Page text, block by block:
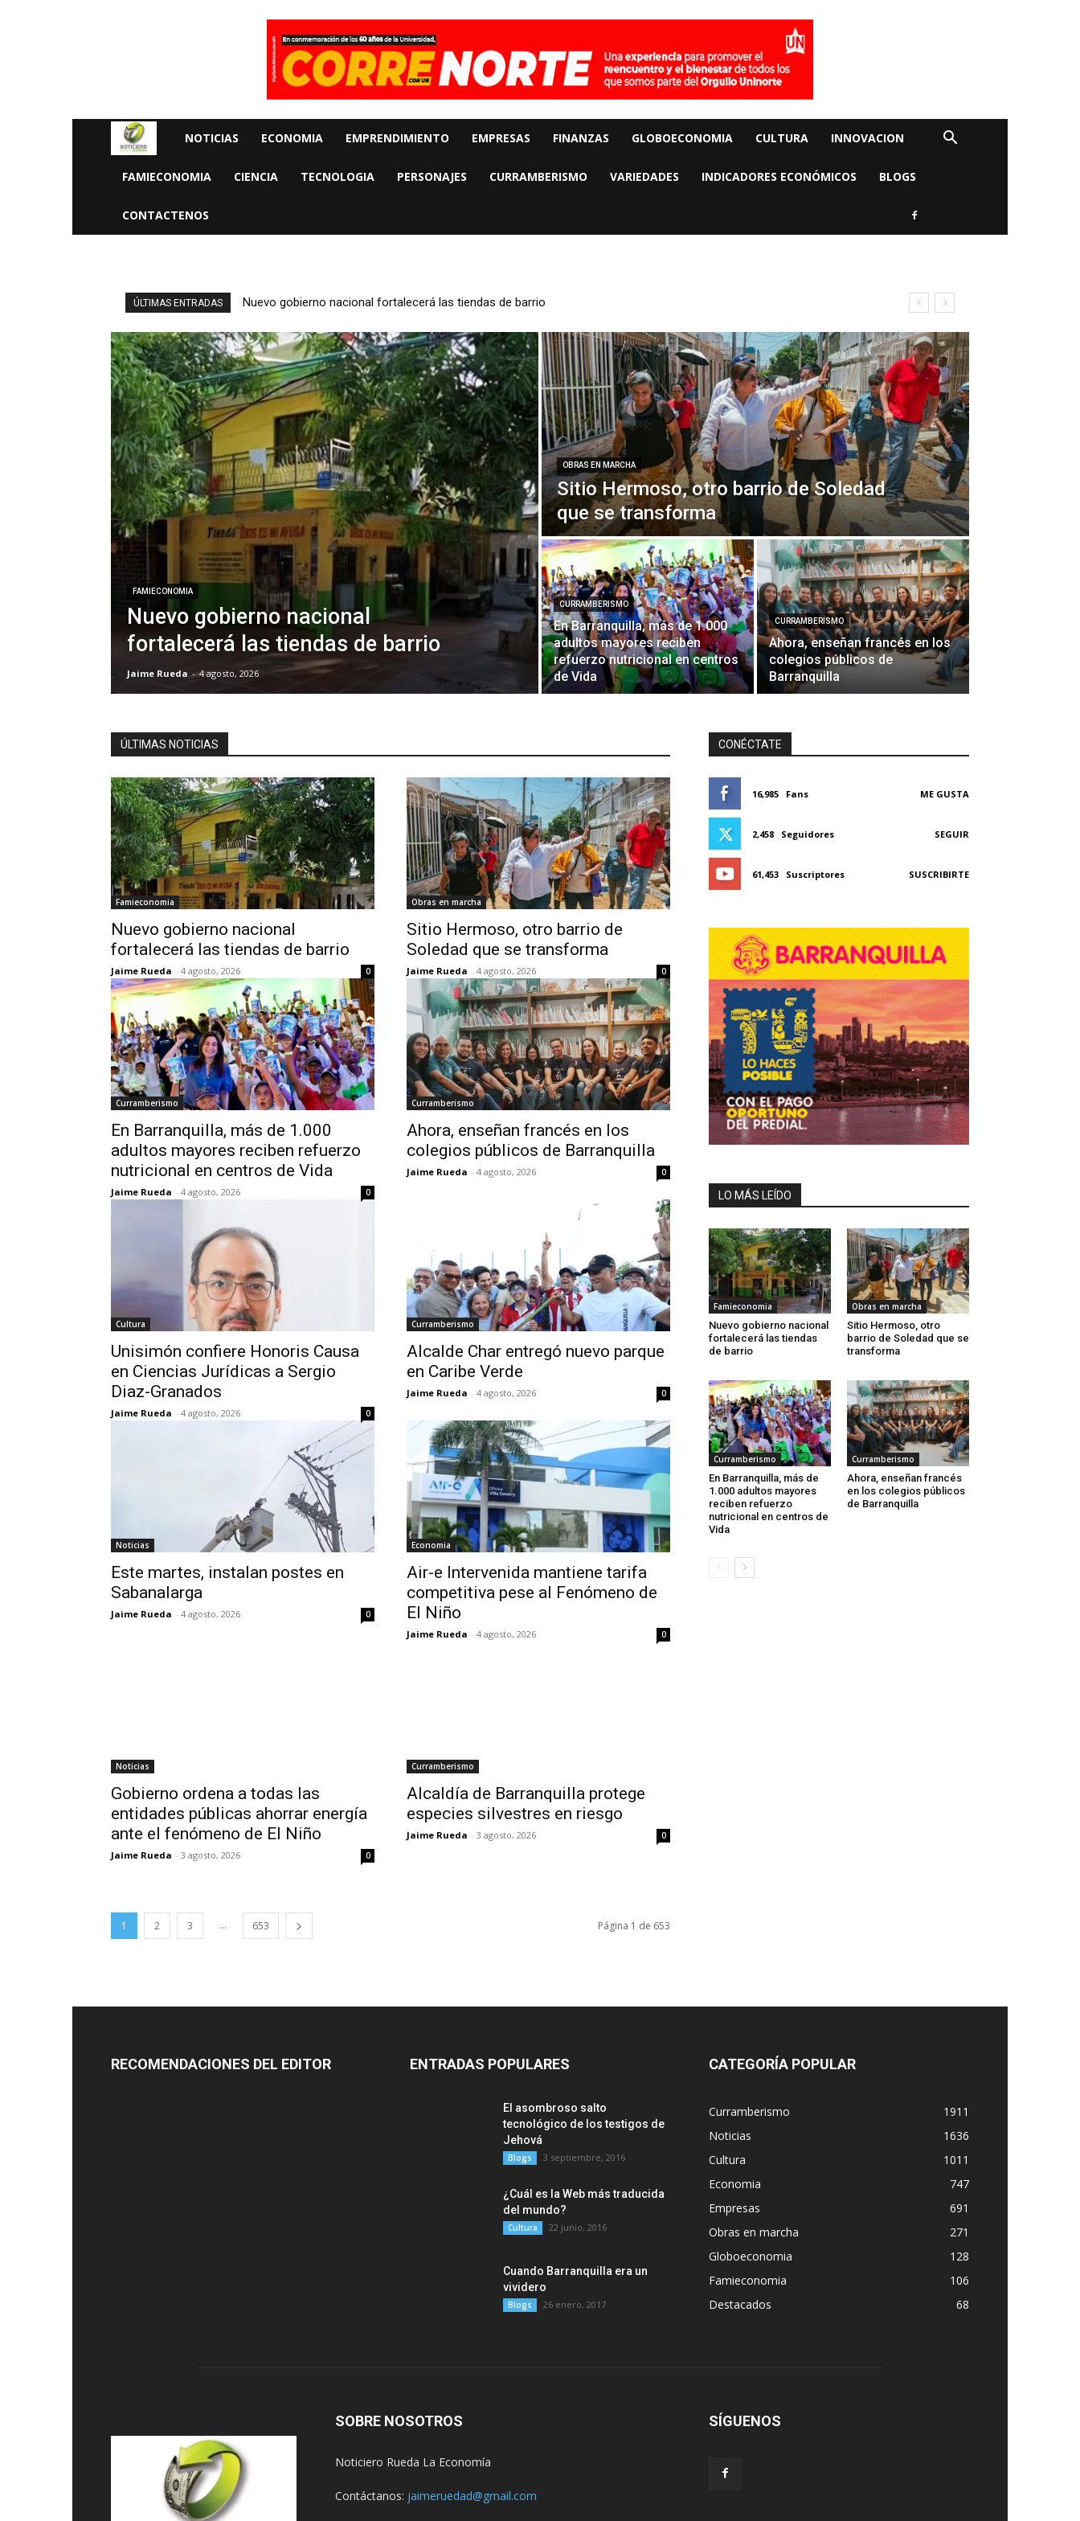
Rueda
La
Economia
NOTICIAS ECONOMIA EMPRENDIMIENTO EMPRESAS FINANZAS GLOBOECONOMIA CULTURA INNOVACION
FAMIECONOMIA CIENCIA TECNOLOGIA PERSONAJES CURRAMBERISMO VARIEDADES INDICADORES ECONÓMICOS BLOGS
CONTACTENOS
ÚLTIMAS ENTRADAS Nuevo gobierno nacional fortalecerá las tiendas de barrio
FAMIECONOMIA
Nuevo gobierno nacional
fortalecerá las tiendas de barrio
Jaime Rueda - 4 agosto, 2026
OBRAS EN MARCHA
Sitio Hermoso, otro barrio de Soledad
que se transforma
CURRAMBERISMO
En Barranquilla, más de 1.000
adultos mayores reciben
refuerzo nutricional en centros
de Vida
CURRAMBERISMO
Ahora, enseñan francés en los
colegios públicos de
Barranquilla
ÚLTIMAS NOTICIAS
Famieconomia
Nuevo gobierno nacional
fortalecerá las tiendas de barrio
Jaime Rueda - 4 agosto, 2026 0
Obras en marcha
Sitio Hermoso, otro barrio de
Soledad que se transforma
Jaime Rueda - 4 agosto, 2026 0
Curramberismo
En Barranquilla, más de 1.000
adultos mayores reciben refuerzo
nutricional en centros de Vida
Jaime Rueda - 4 agosto, 2026 0
Curramberismo
Ahora, enseñan francés en los
colegios públicos de Barranquilla
Jaime Rueda - 4 agosto, 2026 0
Cultura
Unisimón confiere Honoris Causa
en Ciencias Jurídicas a Sergio
Diaz-Granados
Jaime Rueda - 4 agosto, 2026 0
Curramberismo
Alcalde Char entregó nuevo parque
en Caribe Verde
Jaime Rueda - 4 agosto, 2026 0
Noticias
Este martes, instalan postes en
Sabanalarga
Jaime Rueda - 4 agosto, 2026 0
Economia
Air-e Intervenida mantiene tarifa
competitiva pese al Fenómeno de
El Niño
Jaime Rueda - 4 agosto, 2026 0
Noticias
Gobierno ordena a todas las
entidades públicas ahorrar energía
ante el fenómeno de El Niño
Jaime Rueda - 3 agosto, 2026 0
Curramberismo
Alcaldía de Barranquilla protege
especies silvestres en riesgo
Jaime Rueda - 3 agosto, 2026 0
1 2 3 ... 653 Página 1 de 653
CONÉCTATE
16,985 Fans ME GUSTA
2,458 Seguidores SEGUIR
61,453 Suscriptores SUSCRIBIRTE
LO MÁS LEÍDO
Famieconomia
Nuevo gobierno nacional
fortalecerá las tiendas
de barrio
Obras en marcha
Sitio Hermoso, otro
barrio de Soledad que se
transforma
Curramberismo
En Barranquilla, más de
1.000 adultos mayores
reciben refuerzo
nutricional en centros de
Vida
Curramberismo
Ahora, enseñan francés
en los colegios públicos
de Barranquilla
RECOMENDACIONES DEL EDITOR ENTRADAS POPULARES
El asombroso salto
tecnológico de los testigos de
Jehová
Blogs 3 septiembre, 2016
¿Cuál es la Web más traducida
del mundo?
Cultura 22 junio, 2016
Cuando Barranquilla era un
vividero
Blogs 26 enero, 2017
CATEGORÍA POPULAR
Curramberismo
1911
Noticias
1636
Cultura
1011
Economia
747
Empresas
691
Obras en marcha
271
Globoeconomia
128
Famieconomia
106
Destacados
68
SOBRE NOSOTROS
Noticiero Rueda La Economía
Contáctanos: jaimeruedad@gmail.com
SÍGUENOS